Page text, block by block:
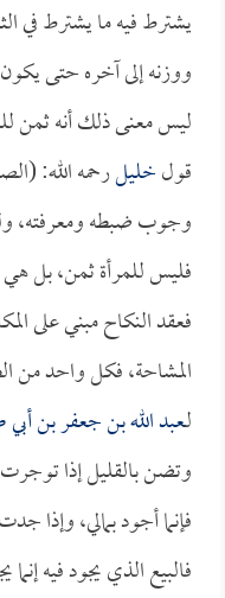
يشترط فيه ما يشترط في
ووزنه إلى آخره حتى
ليس معنى ذلك أنه ثمن
قولخليلرحمه الله:
وجوب ضبطه ومعرفته،
فليس للمرأة ثمن، بل
فعقد النكاح مبني على
المشاحة، فكل واحد من
لـعبد الله بن جعفر بن
وتضن بالقليل إذا
فإنما أجود بمالي، وإذا
فالبيع الذي يجود فيه إنما